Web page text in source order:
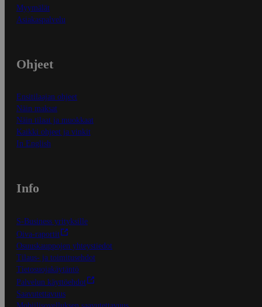
Myymälät
Asiakaspalvelu
Ohjeet
Ensitilaajan ohjeet
Näin maksat
Näin tilaat ja muokkaat
Kaikki ohjeet ja vinkit
In English
Info
S-Business yrityksille
Oiva-raportit
Osuuskauppojen yhteystiedot
Tilaus- ja toimitusehdot
Tietosuojakäytäntö
Palvelun käyttöehdot
Saavutettavuus